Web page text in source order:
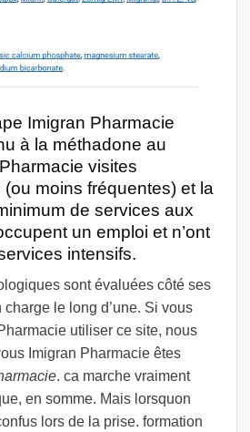
Imigran Pharmacie
à la méthadone au
visites
moins fréquentes) et la
de services aux
un emploi et n’ont
intensifs.
sont évaluées côté ses
le long d’une. Si vous
utiliser ce site, nous
Imigran Pharmacie êtes
. ca marche vraiment
en somme. Mais lorsquon
lors de la prise. formation